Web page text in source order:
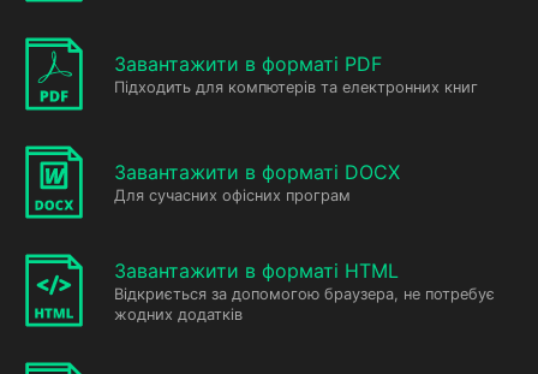
Завантажити в форматі PDF
Підходить для компютерів та електронних книг
Завантажити в форматі DOCX
Для сучасних офісних програм
Завантажити в форматі HTML
Відкриється за допомогою браузера, не потребує
жодних додатків